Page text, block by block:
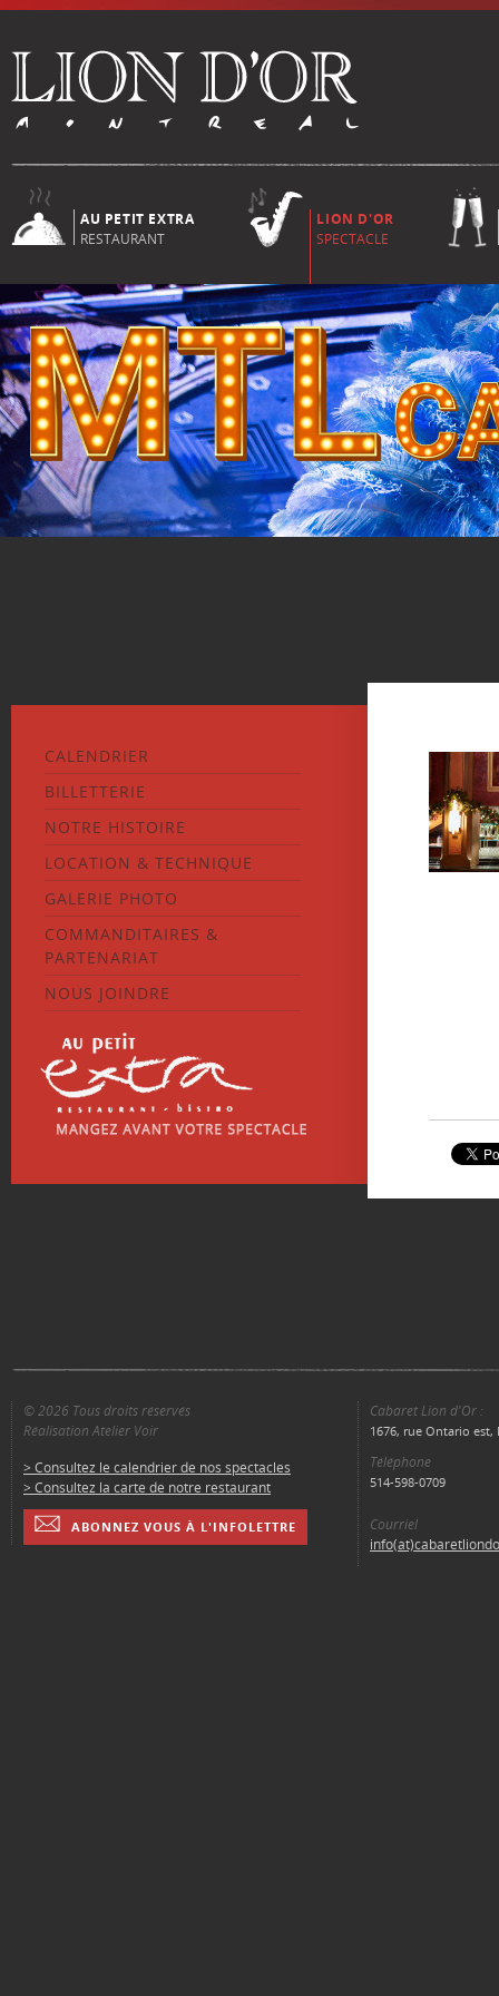
AU PETIT EXTRA
RESTAURANT
LION D'OR
SPECTACLE
CALENDRIER
BILLETTERIE
NOTRE HISTOIRE
LOCATION & TECHNIQUE
GALERIE PHOTO
COMMANDITAIRES &
PARTENARIAT
NOUS JOINDRE
© 2026 Tous droits réservés
Réalisation Atelier Voir
> Consultez le calendrier de nos spectacles
> Consultez la carte de notre restaurant
ABONNEZ VOUS À L'INFOLETTRE
Cabaret Lion d'Or :
1676, rue Ontario est,
Téléphone
514-598-0709
Courriel